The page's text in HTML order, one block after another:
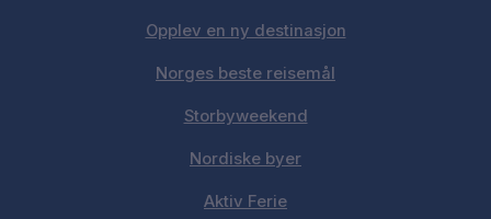
Opplev en ny destinasjon
Norges beste reisemål
Storbyweekend
Nordiske byer
Aktiv Ferie